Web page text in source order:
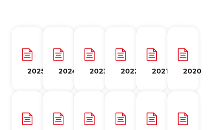
2025 2024 2023 2022 2021 2020